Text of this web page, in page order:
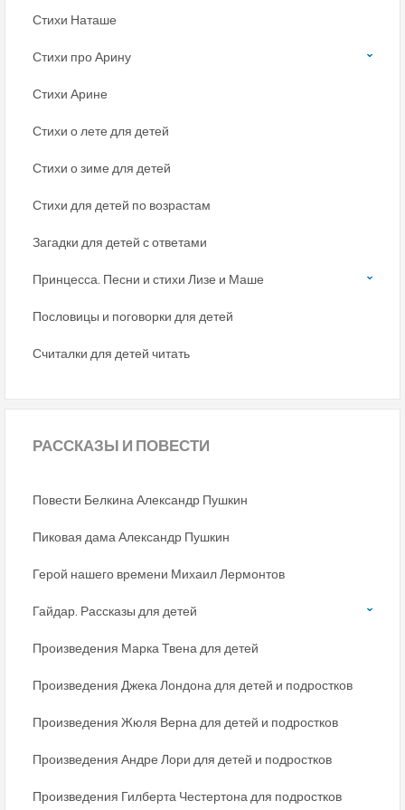
Стихи Наташе
Стихи про Арину
Стихи Арине
Стихи о лете для детей
Стихи о зиме для детей
Стихи для детей по возрастам
Загадки для детей с ответами
Принцесса. Песни и стихи Лизе и Маше
Пословицы и поговорки для детей
Считалки для детей читать
РАССКАЗЫ И ПОВЕСТИ
Повести Белкина Александр Пушкин
Пиковая дама Александр Пушкин
Герой нашего времени Михаил Лермонтов
Гайдар. Рассказы для детей
Произведения Марка Твена для детей
Произведения Джека Лондона для детей и подростков
Произведения Жюля Верна для детей и подростков
Произведения Андре Лори для детей и подростков
Произведения Гилберта Честертона для подростков